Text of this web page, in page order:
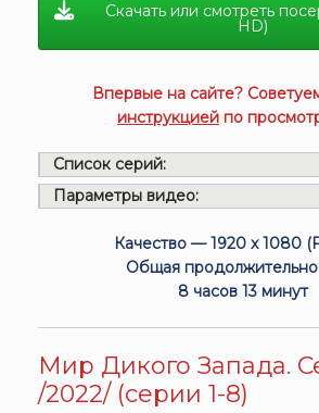
Скачать или смотреть
HD)
Впервые на сайте?
инструкцией по
Список серий:
Параметры видео:
Качество — 1920 x 1080
Общая
8 часов 13 минут
Мир Дикого Запада.
/2022/ (серии 1-8)